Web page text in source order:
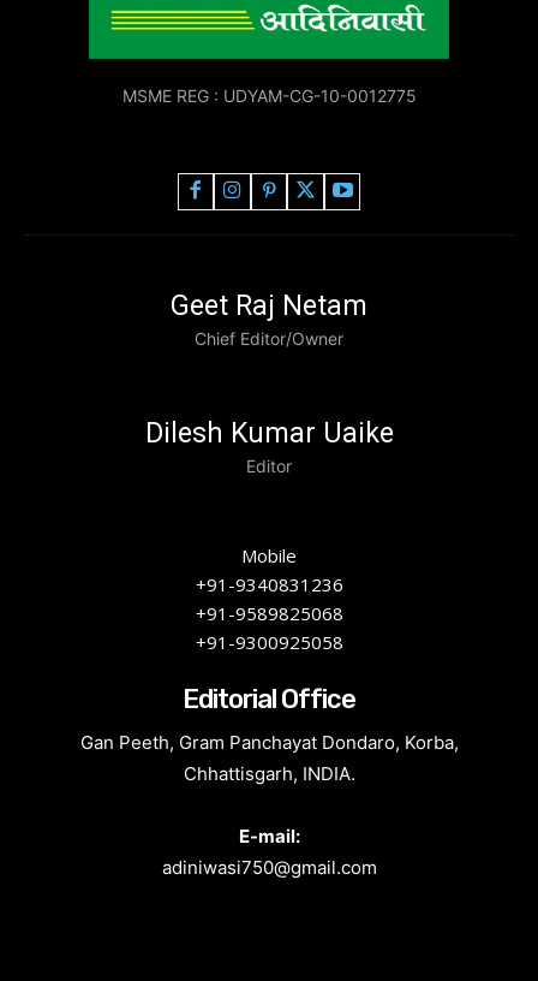
MSME REG : UDYAM-CG-10-0012775
Geet Raj Netam
Chief Editor/Owner
Dilesh Kumar Uaike
Editor
Mobile
+91-9340831236
+91-9589825068
+91-9300925058
Editorial Office
Gan Peeth, Gram Panchayat Dondaro, Korba,
Chhattisgarh, INDIA.
E-mail:
adiniwasi750@gmail.com